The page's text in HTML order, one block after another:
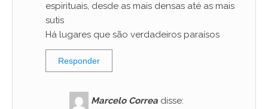
espirituais, desde as mais densas até as mais
sutis
Há lugares que são verdadeiros paraísos
Responder
Marcelo Correa disse: